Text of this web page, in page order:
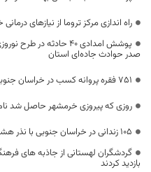
راه اندازی مرکز تروما از نیازهای
پوشش امدادی 40 حادثه
صدر حوادث جاده‌ای استان
۷۵۱ فقره پروانه کسب در خراسان جنوبی صادر شد
روزی که پیروزی خرمشهر حاصل شد
۱۰۵ زندانی در خراسان جنوبی با نذر هشتم آزاد شدند
گردشگران لهستانی از جاذبه های
بازدید کردند